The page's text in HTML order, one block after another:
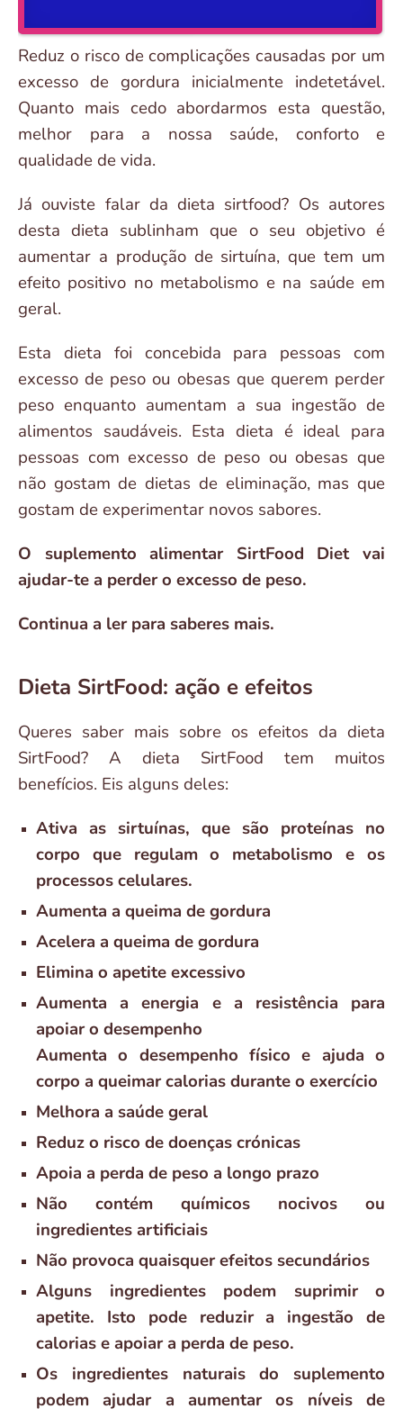
Reduz o risco de complicações causadas por um
excesso de gordura inicialmente indetetável.
Quanto mais cedo abordarmos esta questão,
melhor para a nossa saúde, conforto e
qualidade de vida.
Já ouviste falar da dieta sirtfood? Os autores
desta dieta sublinham que o seu objetivo é
aumentar a produção de sirtuína, que tem um
efeito positivo no metabolismo e na saúde em
geral.
Esta dieta foi concebida para pessoas com
excesso de peso ou obesas que querem perder
peso enquanto aumentam a sua ingestão de
alimentos saudáveis. Esta dieta é ideal para
pessoas com excesso de peso ou obesas que
não gostam de dietas de eliminação, mas que
gostam de experimentar novos sabores.
O suplemento alimentar SirtFood Diet vai
ajudar-te a perder o excesso de peso.
Continua a ler para saberes mais.
Dieta SirtFood: ação e efeitos
Queres saber mais sobre os efeitos da dieta
SirtFood? A dieta SirtFood tem muitos
benefícios. Eis alguns deles:
Ativa as sirtuínas, que são proteínas no
corpo que regulam o metabolismo e os
processos celulares.
Aumenta a queima de gordura
Acelera a queima de gordura
Elimina o apetite excessivo
Aumenta a energia e a resistência para
apoiar o desempenho
Aumenta o desempenho físico e ajuda o
corpo a queimar calorias durante o exercício
Melhora a saúde geral
Reduz o risco de doenças crónicas
Apoia a perda de peso a longo prazo
Não contém químicos nocivos ou
ingredientes artificiais
Não provoca quaisquer efeitos secundários
Alguns ingredientes podem suprimir o
apetite. Isto pode reduzir a ingestão de
calorias e apoiar a perda de peso.
Os ingredientes naturais do suplemento
podem ajudar a aumentar os níveis de